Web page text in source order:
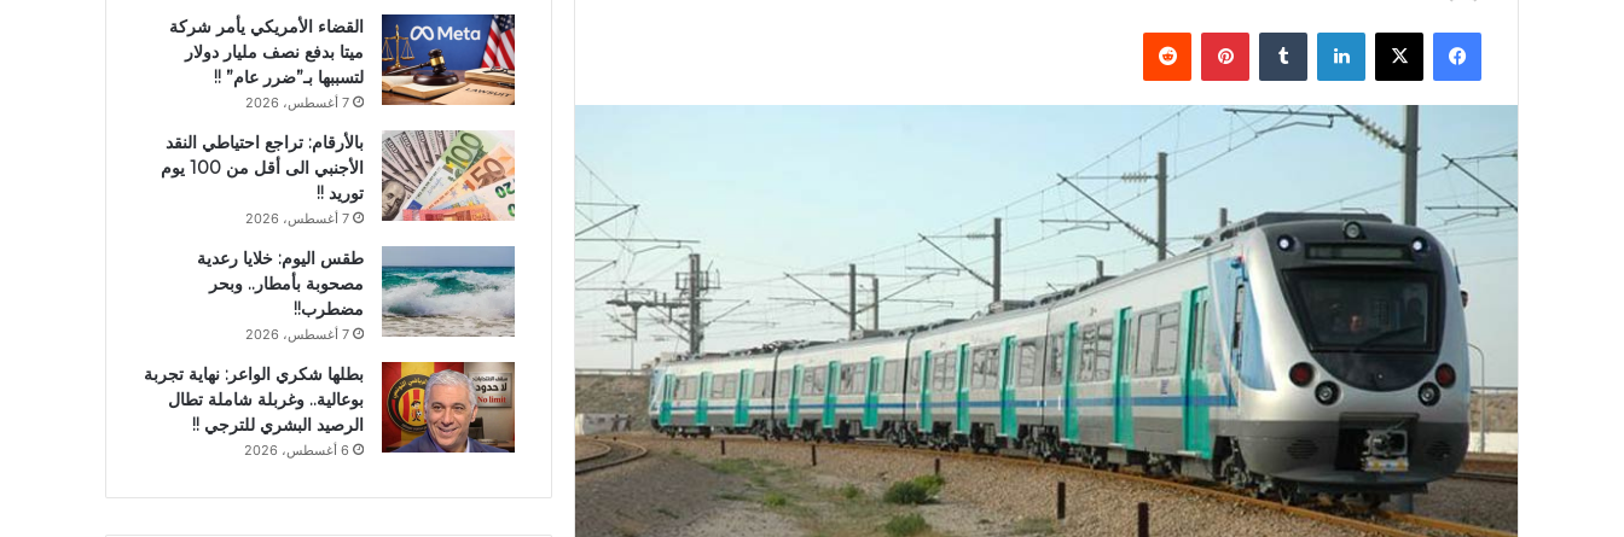
فيسبوك X لينكدإن بينتيريست
القضاء الأمريكي يأمر شركة
ميتا بدفع نصف مليار دولار
لتسببها بـ”ضرر عام” !!
7 أغسطس، 2026
بالأرقام: تراجع احتياطي النقد
الأجنبي الى أقل من 100 يوم
توريد !!
7 أغسطس، 2026
طقس اليوم: خلايا رعدية
مصحوبة بأمطار.. وبحر
مضطرب!!
7 أغسطس، 2026
بطلها شكري الواعر: نهاية تجربة
بوعالية.. وغربلة شاملة تطال
الرصيد البشري للترجي !!
6 أغسطس، 2026